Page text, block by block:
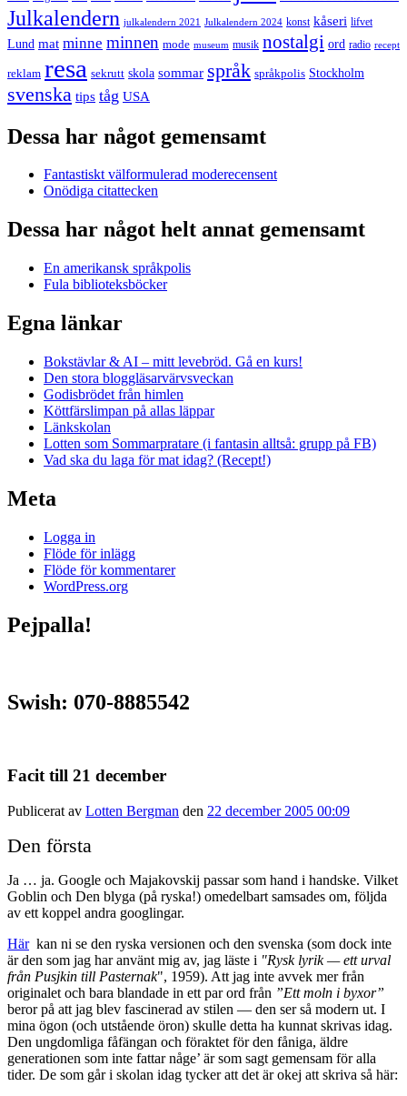
Julkalendern julkalendern 2021 Julkalendern 2024 konst kåseri lifvet
Lund mat minne minnen mode museum musik nostalgi ord radio recept
reklam resa sekrutt skola sommar språk språkpolis Stockholm
svenska tips tåg USA
Dessa har något gemensamt
Fantastiskt välformulerad moderecensent
Onödiga citattecken
Dessa har något helt annat gemensamt
En amerikansk språkpolis
Fula biblioteksböcker
Egna länkar
Bokstävlar & AI – mitt levebröd. Gå en kurs!
Den stora bloggläsarvärvsveckan
Godisbrödet från himlen
Köttfärslimpan på allas läppar
Länkskolan
Lotten som Sommarpratare (i fantasin alltså: grupp på FB)
Vad ska du laga för mat idag? (Recept!)
Meta
Logga in
Flöde för inlägg
Flöde för kommentarer
WordPress.org
Pejpalla!
Swish: 070-8885542
Facit till 21 december
Publicerat av Lotten Bergman den 22 december 2005 00:09
Den första
Ja … ja. Google och Majakovskij passar som hand i handske. Vilket
Goblin och Den blyga (på ryska!) omedelbart samsades om, följda
av ett koppel andra googlingar.
Härkan ni se den ryska versionen och den svenska (som dock inte
är den som jag har använt mig av, jag läste i "Rysk lyrik — ett urval
från Pusjkin till Pasternak", 1959). Att jag inte avvek mer från
originalet och bara blandade in ett par ord från ”Ett moln i byxor”
beror på att jag blev fascinerad av stilen — den ser så modern ut. I
mina ögon (och utstående öron) skulle detta ha kunnat skrivas idag.
Den ungdomliga fåfängan och föraktet för den fåniga, äldre
generationen som inte fattar någe’ är som sagt gemensam för alla
tider. De som går i skolan idag tycker att det är okej att skriva så här: